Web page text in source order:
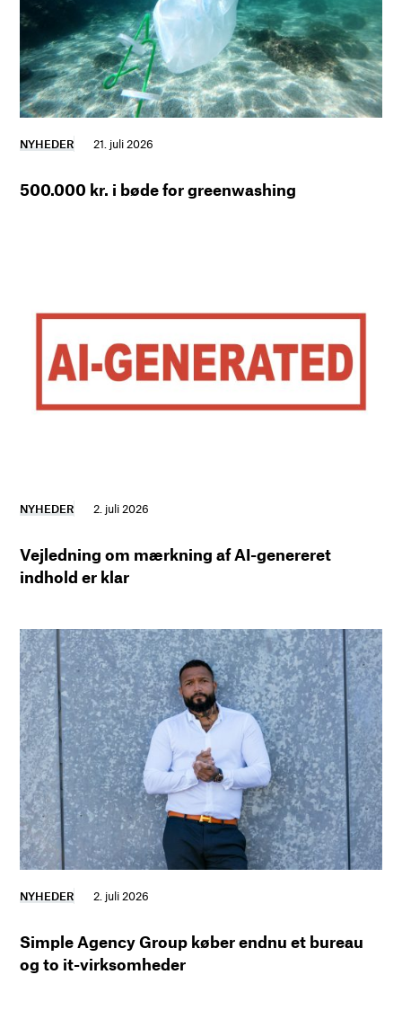
NYHEDER 21. juli 2026
500.000 kr. i bøde for greenwashing
NYHEDER 2. juli 2026
Vejledning om mærkning af AI-genereret
indhold er klar
NYHEDER 2. juli 2026
Simple Agency Group køber endnu et bureau
og to it-virksomheder